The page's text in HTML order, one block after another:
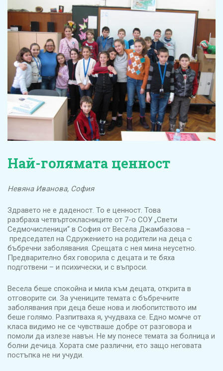
Най-голямата ценност
Невяна Иванова, София
Здравето не е даденост. То е ценност. Това
разбраха четвъртокласниците от 7-о СОУ „Свети
Седмочисленици“ в София от Весела Джамбазова –
председател на Сдружението на родители на деца с
бъбречни заболявания. Срещата с нея мина неусетно.
Предварително бях говорила с децата и те бяха
подготвени – и психически, и с въпроси.
Весела беше спокойна и мила към децата, открита в
отговорите си. За учениците темата с бъбречните
заболявания при деца беше нова и любопитството им
беше голямо. Разпитваха я, учудваха се. Едно момче от
класа видимо не се чувстваше добре от разговора и
помоли да излезе навън. Не му понесе темата за болница и
болни дечица. Хората сме различни, ето защо неговата
постъпка не ни учуди.